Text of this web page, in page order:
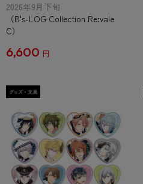
2026年9月下旬
（B's-LOG Collection Re:vale
C）
6,600 円